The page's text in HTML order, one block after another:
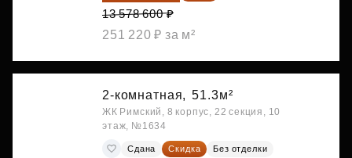
13 578 600 ₽
251 220 ₽ за м²
2-комнатная, 51.3м²
ЖК Римский, 8 корпус, 22 секция, 10
этаж, №1634
Сдана Скидка
Без отделки